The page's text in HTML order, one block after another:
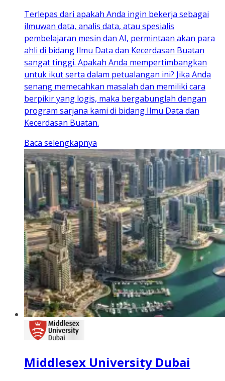
Terlepas dari apakah Anda ingin bekerja sebagai
ilmuwan data, analis data, atau spesialis
pembelajaran mesin dan AI, permintaan akan para
ahli di bidang Ilmu Data dan Kecerdasan Buatan
sangat tinggi. Apakah Anda mempertimbangkan
untuk ikut serta dalam petualangan ini? Jika Anda
senang memecahkan masalah dan memiliki cara
berpikir yang logis, maka bergabunglah dengan
program sarjana kami di bidang Ilmu Data dan
Kecerdasan Buatan.
Baca selengkapnya
Middlesex University Dubai